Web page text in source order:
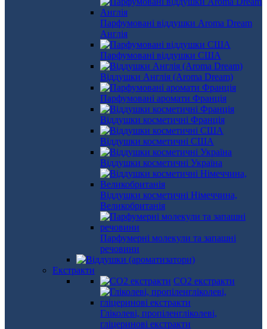
Парфумовані віддушки Aroma Dream
Англія
Парфумовані віддушки США
Віддушки Англія (Aroma Dream)
Парфумовані аромати Франція
Віддушки косметичні Франція
Віддушки косметичні США
Віддушки косметичні Україна
Віддушки косметичні Німеччина,
Великобританія
Парфумерні молекули та запашні
речовини
Екстракти
СО2 екстракти
Гліколеві, пропіленгліколеві,
гліцеринові екстракти